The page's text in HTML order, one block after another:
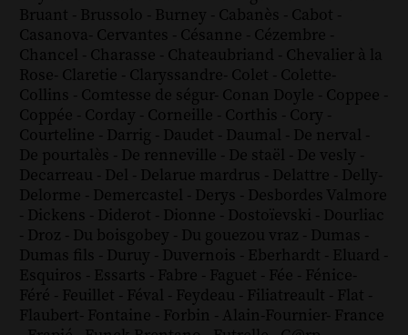
Bruant - Brussolo - Burney - Cabanès - Cabot -
Casanova- Cervantes - Césanne - Cézembre -
Chancel - Charasse - Chateaubriand - Chevalier à la
Rose- Claretie - Claryssandre- Colet - Colette-
Collins - Comtesse de ségur- Conan Doyle - Coppee -
Coppée - Corday - Corneille - Corthis - Cory -
Courteline - Darrig - Daudet - Daumal - De nerval -
De pourtalès - De renneville - De staël - De vesly -
Decarreau - Del - Delarue mardrus - Delattre - Delly-
Delorme - Demercastel - Derys - Desbordes Valmore
- Dickens - Diderot - Dionne - Dostoïevski - Dourliac
- Droz - Du boisgobey - Du gouezou vraz - Dumas -
Dumas fils - Duruy - Duvernois - Eberhardt - Eluard -
Esquiros - Essarts - Fabre - Faguet - Fée - Fénice-
Féré - Feuillet - Féval - Feydeau - Filiatreault - Flat -
Flaubert- Fontaine - Forbin - Alain-Fournier- France